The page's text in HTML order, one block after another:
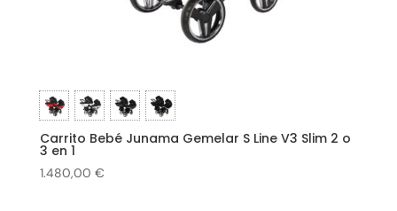
Carrito Bebé Junama Gemelar S Line V3 Slim 2 o
3 en 1
1.480,00 €